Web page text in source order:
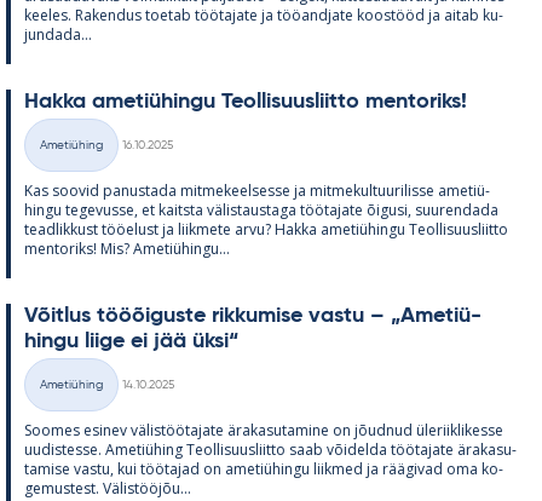
kee­les. Ra­ken­dus toe­tab töö­ta­jate ja töö­and­jate koos­tööd ja ai­tab ku­
jun­dada...
Hakka ame­tiü­hingu Teol­li­suus­liitto men­to­riks!
Kategooriad
Ametiühing
16.10.2025
Kas soo­vid pa­nus­tada mit­me­keel­sesse ja mit­me­kul­tuu­ri­lisse ame­tiü­
hingu te­ge­vusse, et kaitsta vä­lis­taus­taga töö­ta­jate õi­gusi, suu­ren­dada
tead­lik­kust töö­elust ja liik­mete arvu? Hakka ame­tiü­hingu Teol­li­suus­liitto
men­to­riks! Mis? Ame­tiü­hingu...
Võit­lus tööõi­guste rik­ku­mise vastu – „Ame­tiü­
hingu liige ei jää üksi“
Kategooriad
Ametiühing
14.10.2025
Soo­mes esi­nev vä­lis­töö­ta­jate ära­ka­su­ta­mine on jõud­nud üle­riikli­kesse
uu­dis­tesse. Ame­tiü­hing Teol­li­suus­liitto saab või­delda töö­ta­jate ära­ka­su­
ta­mise vastu, kui töö­ta­jad on ame­tiü­hingu liik­med ja rää­gi­vad oma ko­
ge­mus­test. Vä­lis­tööjõu...